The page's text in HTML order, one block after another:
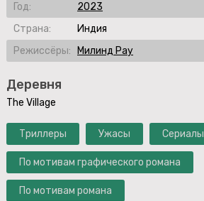
Деревня
The Village
Триллеры Ужасы Сериалы
По мотивам графического романа
По мотивам романа
Год:
2023
Страна:
Индия
Режиссёры:
Милинд Рау